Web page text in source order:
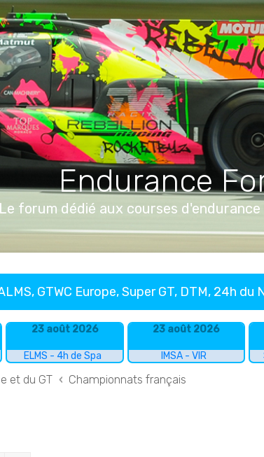
Endurance
Le forum dédié aux courses
GTWC Europe, Super GT, DTM, 24h du
23 août 2026
ELMS - 4h de Spa
23 août 2026
IMSA - VIR
et du GT Championnats français